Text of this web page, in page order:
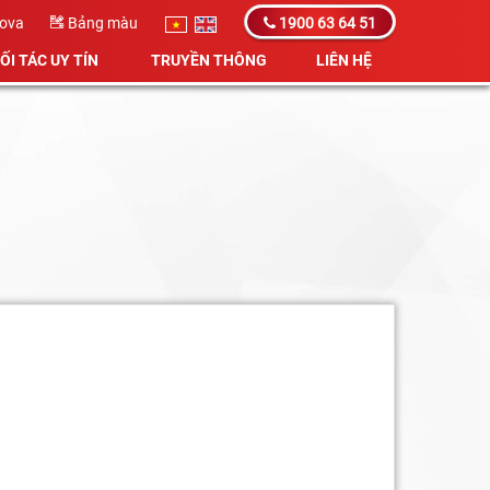
Bảng màu 1900 63 64 51
TÁC UY TÍN TRUYỀN THÔNG LIÊN HỆ